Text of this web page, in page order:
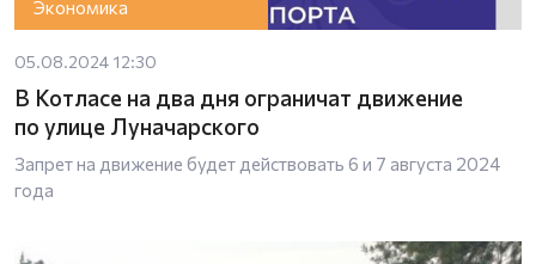
Экономика
05.08.2024 12:30
В Котласе на два дня ограничат движение
по улице Луначарского
Запрет на движение будет действовать 6 и 7 августа 2024
года